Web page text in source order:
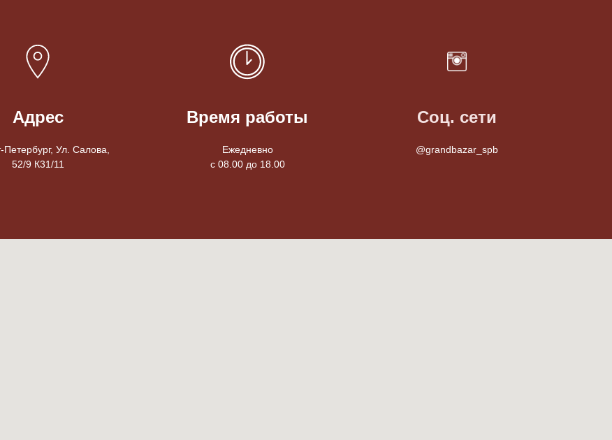
Адрес
Петербург, Ул. Салова,
52/9 К31/11
Время работы
Ежедневно
с 08.00 до 18.00
Соц. сети
@grandbazar_spb